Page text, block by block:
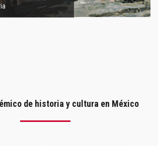
de historia y cultura en México